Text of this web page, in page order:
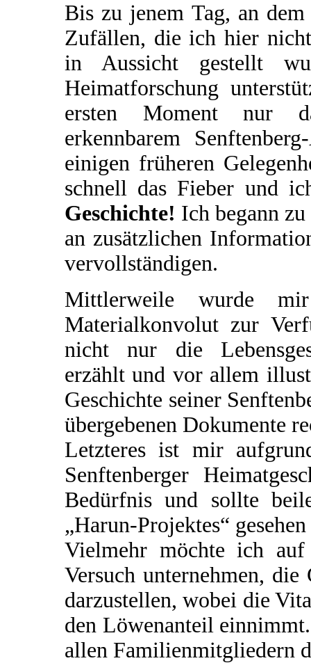
Bis zu jenem Tag, an
Zufällen, die ich hier
in Aussicht gestellt
Heimatforschung
ersten Moment nur
erkennbarem
einigen früheren
schnell das Fieber und
Geschichte! Ich begann
an zusätzlichen
vervollständigen.
Mittlerweile wurde
Materialkonvolut zur
nicht nur die
erzählt und vor allem
Geschichte seiner
übergebenen Dokumente
Letzteres ist mir
Senftenberger
Bedürfnis und sollte
„Harun-Projektes“
Vielmehr möchte ich
Versuch unternehmen,
darzustellen, wobei die
den Löwenanteil
allen Familienmitgliedern